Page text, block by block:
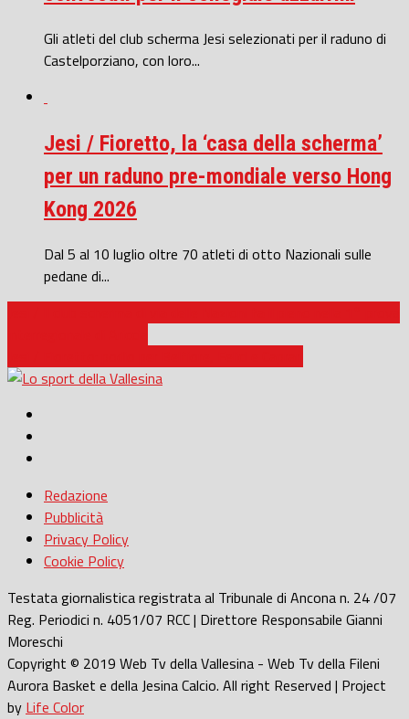
Gli atleti del club scherma Jesi selezionati per il raduno di
Castelporziano, con loro...
Jesi / Fioretto, la ‘casa della scherma’
per un raduno pre-mondiale verso Hong
Kong 2026
Dal 5 al 10 luglio oltre 70 atleti di otto Nazionali sulle
pedane di...
Redazione
Pubblicità
Privacy Policy
Cookie Policy
Testata giornalistica registrata al Tribunale di Ancona n. 24 /07
Reg. Periodici n. 4051/07 RCC | Direttore Responsabile Gianni
Moreschi
Copyright © 2019 Web Tv della Vallesina - Web Tv della Fileni
Aurora Basket e della Jesina Calcio. All right Reserved | Project
by Life Color